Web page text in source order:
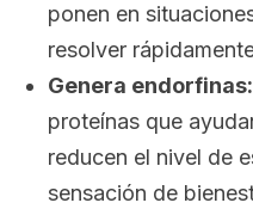
ponen en
resolver
Genera endorfinas:
proteínas que
reducen el nivel de
sensación de